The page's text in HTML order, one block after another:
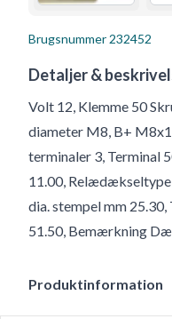
Brugsnummer 232452
Detaljer &
Volt 12, Klemme 50
diameter M8, B+
terminaler 3, Terminal
11.00, Relædækseltype
dia. stempel mm
51.50, Bemærkning
Produktinformation